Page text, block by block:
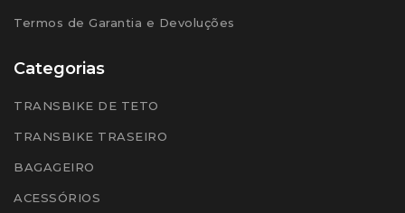
Termos de Garantia e Devoluções
Categorias
TRANSBIKE DE TETO
TRANSBIKE TRASEIRO
BAGAGEIRO
ACESSÓRIOS